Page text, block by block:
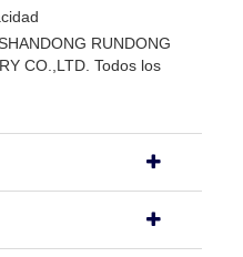
RUNDONG
CO.,LTD. Todos los